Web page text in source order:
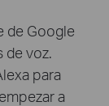
de Google
de voz.
para
a